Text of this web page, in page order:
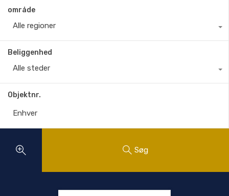
område
Alle regioner
Beliggenhed
Alle steder
Objektnr.
Søg